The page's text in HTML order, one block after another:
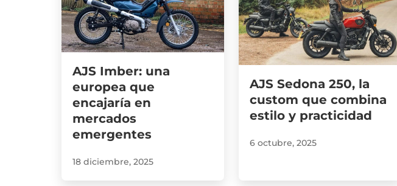
AJS Imber: una
europea que
encajaría en
mercados
emergentes
18 diciembre, 2025
AJS Sedona 250, la
custom que combina
estilo y practicidad
6 octubre, 2025